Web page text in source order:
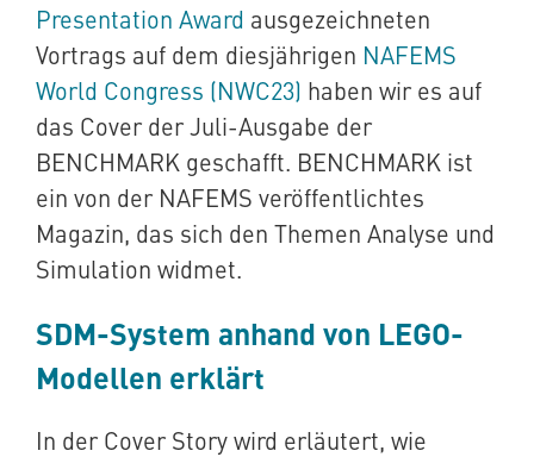
Presentation Award ausgezeichneten
Vortrags auf dem diesjährigen NAFEMS
World Congress (NWC23) haben wir es auf
das Cover der Juli-Ausgabe der
BENCHMARK geschafft. BENCHMARK ist
ein von der NAFEMS veröffentlichtes
Magazin, das sich den Themen Analyse und
Simulation widmet.
SDM-System anhand von LEGO-
Modellen erklärt
In der Cover Story wird erläutert, wie